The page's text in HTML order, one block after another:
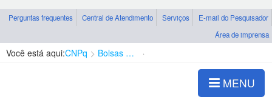
Perguntas frequentes Central de Atendimento Serviços
E-mail do Pesquisador
Área de imprensa
Você está aqui:CNPq Bolsas e Auxílios Vigentes
MENU